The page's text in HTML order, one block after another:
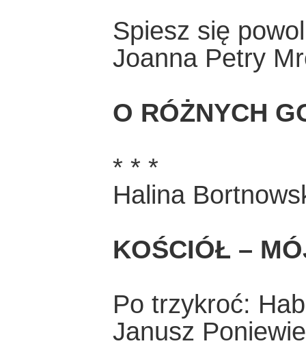
Spiesz się
Joanna Petry
O RÓŻNYCH
* * *
Halina
KOŚCIÓŁ –
Po trzykroć:
Janusz